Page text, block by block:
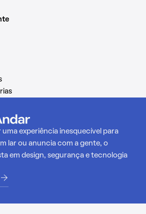
experiência inesquecível para
lar ou anuncia com a gente, o
em design, segurança e tecnologia